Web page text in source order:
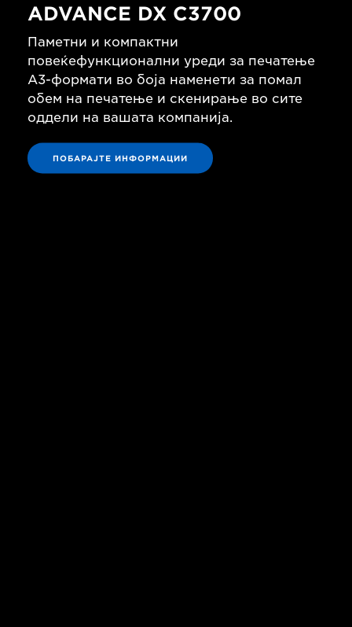
ADVANCE DX C3700
Паметни и компактни
повеќефункционални уреди за печатење
A3-формати во боја наменети за помал
обем на печатење и скенирање во сите
оддели на вашата компанија.
ПОБАРАЈТЕ ИНФОРМАЦИИ